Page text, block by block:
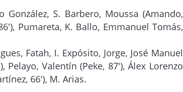
González, S. Barbero, Moussa (Amando,
Pumareta, K. Ballo, Emmanuel Tomás,
Fatah, I. Expósito, Jorge, José Manuel
Pelayo, Valentín (Peke, 87′), Álex Lorenzo
66′), M. Arias.